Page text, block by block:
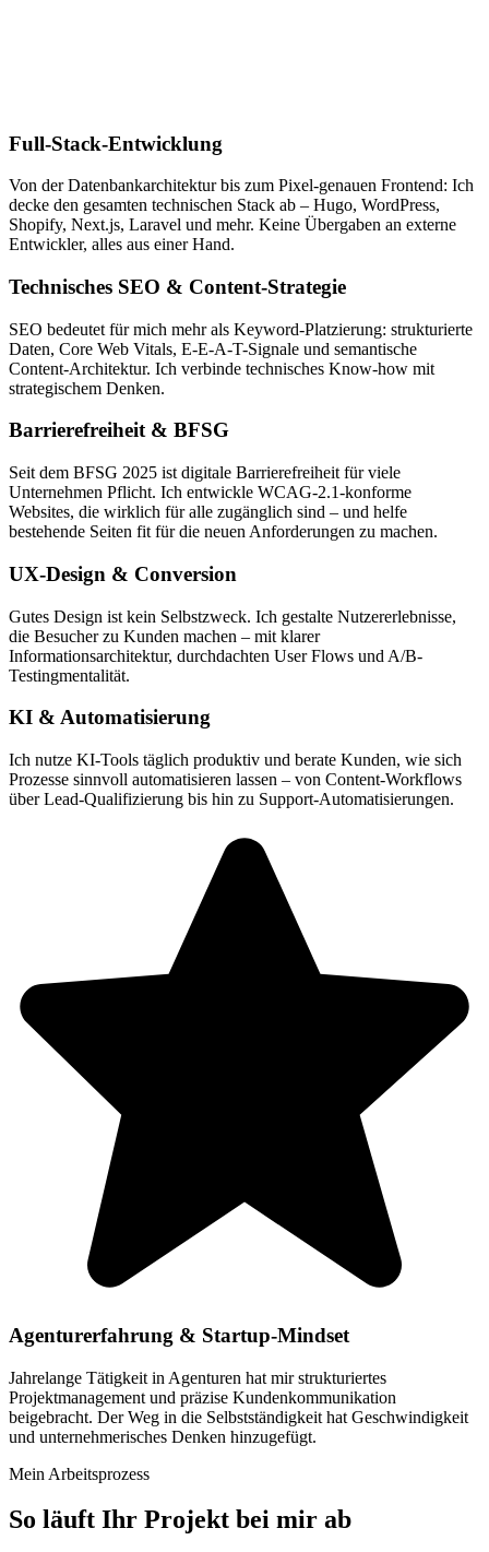
Full-Stack-Entwicklung
Von der Datenbankarchitektur bis zum Pixel-genauen Frontend: Ich
decke den gesamten technischen Stack ab – Hugo, WordPress,
Shopify, Next.js, Laravel und mehr. Keine Übergaben an externe
Entwickler, alles aus einer Hand.
Technisches SEO & Content-Strategie
SEO bedeutet für mich mehr als Keyword-Platzierung: strukturierte
Daten, Core Web Vitals, E-E-A-T-Signale und semantische
Content-Architektur. Ich verbinde technisches Know-how mit
strategischem Denken.
Barrierefreiheit & BFSG
Seit dem BFSG 2025 ist digitale Barrierefreiheit für viele
Unternehmen Pflicht. Ich entwickle WCAG-2.1-konforme
Websites, die wirklich für alle zugänglich sind – und helfe
bestehende Seiten fit für die neuen Anforderungen zu machen.
UX-Design & Conversion
Gutes Design ist kein Selbstzweck. Ich gestalte Nutzererlebnisse,
die Besucher zu Kunden machen – mit klarer
Informationsarchitektur, durchdachten User Flows und A/B-
Testingmentalität.
KI & Automatisierung
Ich nutze KI-Tools täglich produktiv und berate Kunden, wie sich
Prozesse sinnvoll automatisieren lassen – von Content-Workflows
über Lead-Qualifizierung bis hin zu Support-Automatisierungen.
Agenturerfahrung & Startup-Mindset
Jahrelange Tätigkeit in Agenturen hat mir strukturiertes
Projektmanagement und präzise Kundenkommunikation
beigebracht. Der Weg in die Selbstständigkeit hat Geschwindigkeit
und unternehmerisches Denken hinzugefügt.
Mein Arbeitsprozess
So läuft Ihr Projekt bei mir ab